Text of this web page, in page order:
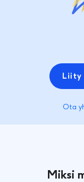
Liity
Ota
Miksi